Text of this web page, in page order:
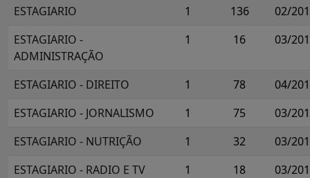
ESTAGIARIO
1 136
02/
ESTAGIARIO -
ADMINISTRAÇÃO
1 16 03/
ESTAGIARIO - DIREITO 1 78
04/
ESTAGIARIO - JORNALISMO
1 75
03/
ESTAGIARIO - NUTRIÇÃO
1 32
03/
ESTAGIARIO - RADIO E TV
1 18
03/